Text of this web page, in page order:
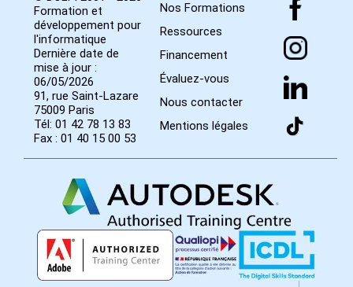
Formation et
développement pour
l'informatique
Dernière date de
mise à jour :
06/05/2026
91, rue Saint-Lazare
75009 Paris
Tél: 01 42 78 13 83
Fax : 01 40 15 00 53
Nos Formations
Ressources
Financement
Évaluez-vous
Nous contacter
Mentions légales